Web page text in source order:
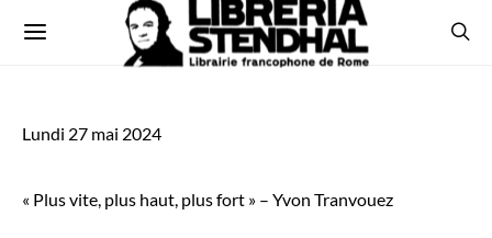
Lundi 27 mai 2024
« Plus vite, plus haut, plus fort » – Yvon Tranvouez